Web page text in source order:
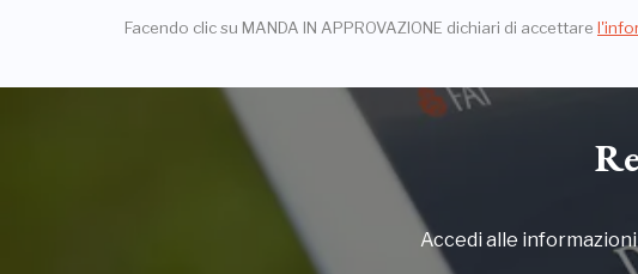
Facendo clic su MANDA IN APPROVAZIONE dichiari di accettare
Accedi alle